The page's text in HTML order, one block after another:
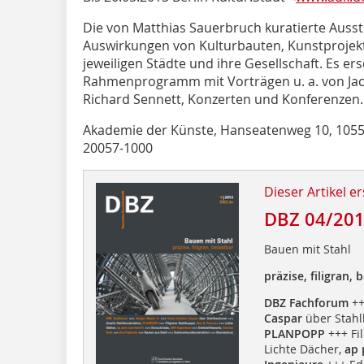
Die von Matthias Sauerbruch kuratierte
Auswirkungen von Kulturbauten,
jeweiligen Städte und ihre Gesellschaft. Es
Rahmenprogramm mit Vorträgen u. a. von
Richard Sennett, Konzerten und Konferenzen.
Akademie der Künste, Hanseatenweg 10,
20057-1000
Dieser Artikel
DBZ 04/
Bauen mit Stahl
präzise, filigran,
DBZ Fachforum
Casparüber
PLANPOPP +++
Lichte Dächer, ap